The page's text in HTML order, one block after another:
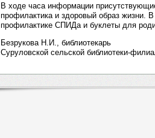
В ходе часа информации
профилактика и здоровый образ жизни.
профилактике СПИДа и буклеты для
Безрукова Н.И., библиотекарь
Суруловской сельской библиотеки-